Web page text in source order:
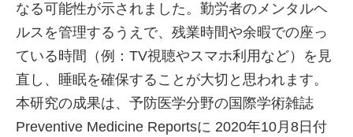
なる可能性が示されました。勤労者のメンタルヘ
ルスを管理するうえで、残業時間や余暇での座っ
ている時間（例：TV視聴やスマホ利用など）を見
直し、睡眠を確保することが大切と思われます。
本研究の成果は、予防医学分野の国際学術雑誌
Preventive Medicine Reportsに 2020年10月8日付